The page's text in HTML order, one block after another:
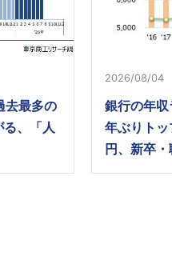
去最多の
、「人
2026/08/04
銀行の年
年ぶりト
円、新卒